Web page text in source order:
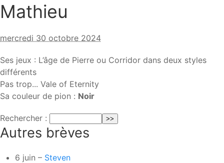
Mathieu
mercredi 30 octobre 2024
Ses jeux : L’âge de Pierre ou Corridor dans deux styles
différents
Pas trop... Vale of Eternity
Sa couleur de pion : Noir
Rechercher :
Autres brèves
6 juin – Steven